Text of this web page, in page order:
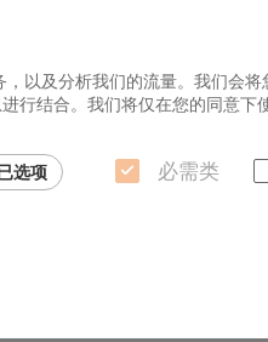
以及分析我们的流量。我们会
行结合。我们将仅在您的同意下
选项 必需类